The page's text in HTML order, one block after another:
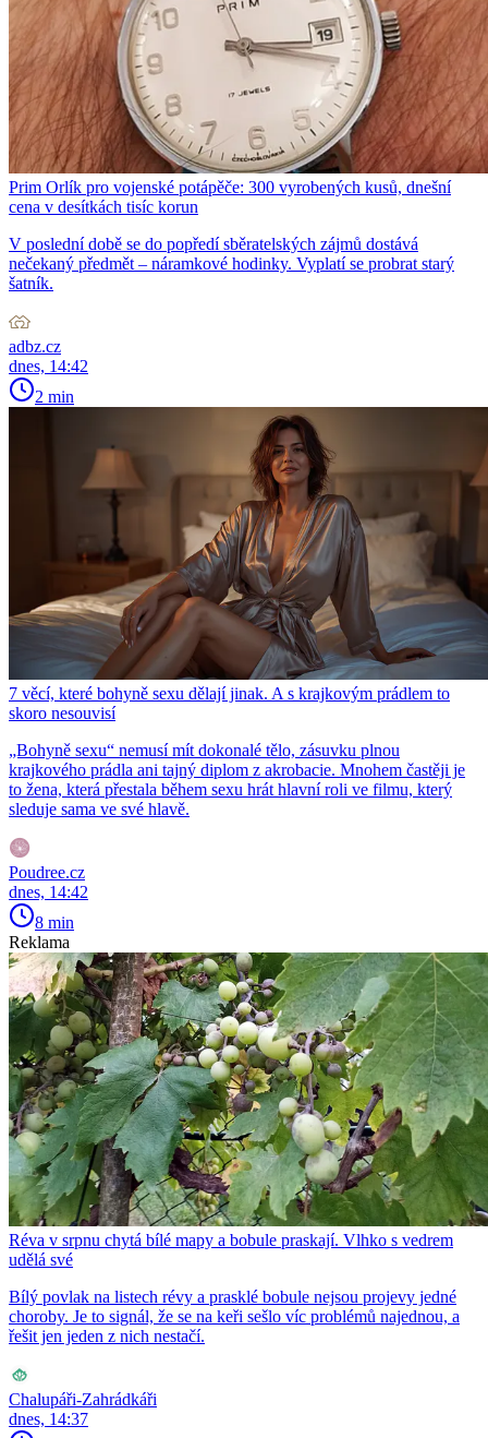
Prim Orlík pro vojenské potápěče: 300 vyrobených kusů, dnešní
cena v desítkách tisíc korun
V poslední době se do popředí sběratelských zájmů dostává
nečekaný předmět – náramkové hodinky. Vyplatí se probrat starý
šatník.
adbz.cz
dnes, 14:42
2 min
7 věcí, které bohyně sexu dělají jinak. A s krajkovým prádlem to
skoro nesouvisí
„Bohyně sexu“ nemusí mít dokonalé tělo, zásuvku plnou
krajkového prádla ani tajný diplom z akrobacie. Mnohem častěji je
to žena, která přestala během sexu hrát hlavní roli ve filmu, který
sleduje sama ve své hlavě.
Poudree.cz
dnes, 14:42
8 min
Reklama
Réva v srpnu chytá bílé mapy a bobule praskají. Vlhko s vedrem
udělá své
Bílý povlak na listech révy a prasklé bobule nejsou projevy jedné
choroby. Je to signál, že se na keři sešlo víc problémů najednou, a
řešit jen jeden z nich nestačí.
Chalupáři-Zahrádkáři
dnes, 14:37